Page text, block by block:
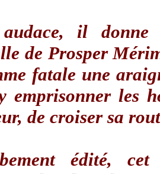
audace, il
de Prosper
fatale une
emprisonner les
de croiser sa
édité,